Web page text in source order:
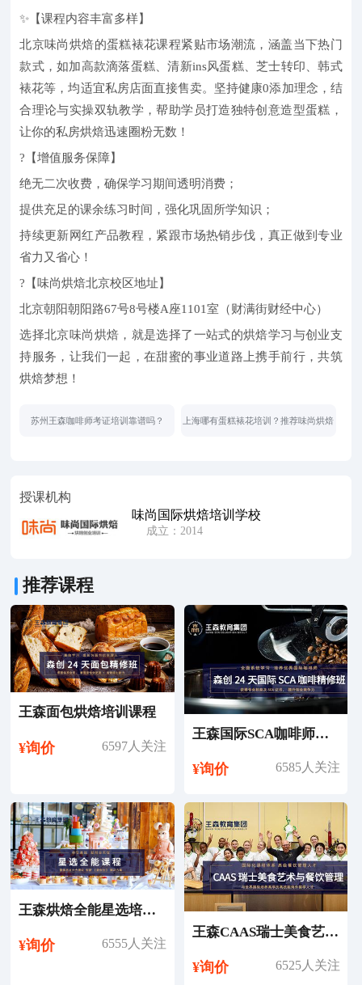
✨【课程内容丰富多样】
北京味尚烘焙的蛋糕裱花课程紧贴市场潮流，涵盖当下热门
款式，如加高款滴落蛋糕、清新ins风蛋糕、芝士转印、韩式
裱花等，均适宜私房店面直接售卖。坚持健康0添加理念，结
合理论与实操双轨教学，帮助学员打造独特创意造型蛋糕，
让你的私房烘焙迅速圈粉无数！
?【增值服务保障】
绝无二次收费，确保学习期间透明消费；
提供充足的课余练习时间，强化巩固所学知识；
持续更新网红产品教程，紧跟市场热销步伐，真正做到专业
省力又省心！
?【味尚烘焙北京校区地址】
北京朝阳朝阳路67号8号楼A座1101室（财满街财经中心）
选择北京味尚烘焙，就是选择了一站式的烘焙学习与创业支
持服务，让我们一起，在甜蜜的事业道路上携手前行，共筑
烘焙梦想！
苏州王森咖啡师考证培训靠谱吗？ 上海哪有蛋糕裱花培训？推荐味尚烘焙
授课机构
味尚国际烘焙培训学校
成立：2014
推荐课程
王森面包烘焙培训课程
¥询价 6597人关注
王森国际SCA咖啡师考证培训课程
¥询价 6585人关注
王森烘焙全能星选培训课程
¥询价 6555人关注
王森CAAS瑞士美食艺术与餐饮管理专业留学
¥询价 6525人关注